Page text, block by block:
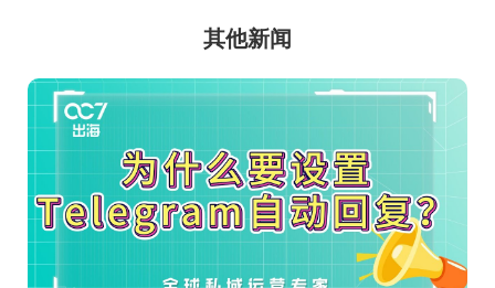
其他新闻